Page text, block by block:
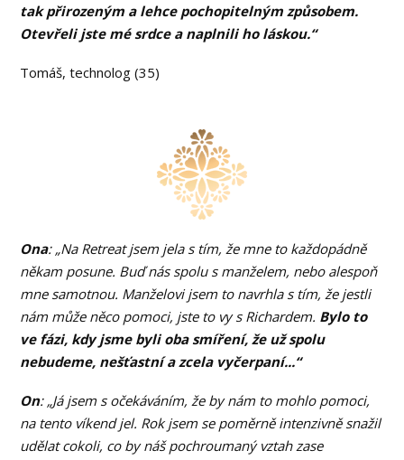
tak přirozeným a lehce pochopitelným způsobem.
Otevřeli jste mé srdce a naplnili ho láskou.“
Tomáš, technolog (35)
Ona: „Na Retreat jsem jela s tím, že mne to každopádně
někam posune. Buď nás spolu s manželem, nebo alespoň
mne samotnou. Manželovi jsem to navrhla s tím, že jestli
nám může něco pomoci, jste to vy s Richardem. Bylo to
ve fázi, kdy jsme byli oba smíření, že už spolu
nebudeme, nešťastní a zcela vyčerpaní...“
On: „Já jsem s očekáváním, že by nám to mohlo pomoci,
na tento víkend jel. Rok jsem se poměrně intenzivně snažil
udělat cokoli, co by náš pochroumaný vztah zase